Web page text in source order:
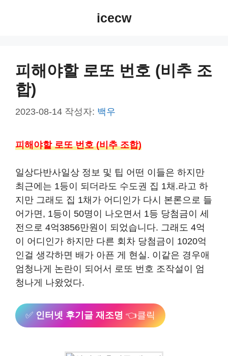
icecw
피해야할 로또 번호 (비추 조
합)
2023-08-14 작성자: 백우
피해야할 로또 번호 (비추 조합)
일상다반사일상 정보 및 팁 어떤 이들은 하지만
최근에는 1등이 되더라도 수도권 집 1채.라고 하
지만 그래도 집 1채가 어디인가 다시 본론으로 들
어가면, 1등이 50명이 나오면서 1등 당첨금이 세
전으로 4억3856만원이 되었습니다. 그래도 4억
이 어디인가 하지만 다른 회차 당첨금이 1020억
인걸 생각하면 배가 아픈 게 현실. 이같은 경우애
엄청나게 논란이 되어서 로또 번호 조작설이 엄
청나게 나왔었다.
✅ 인터넷 후기글 재조명 👈클릭